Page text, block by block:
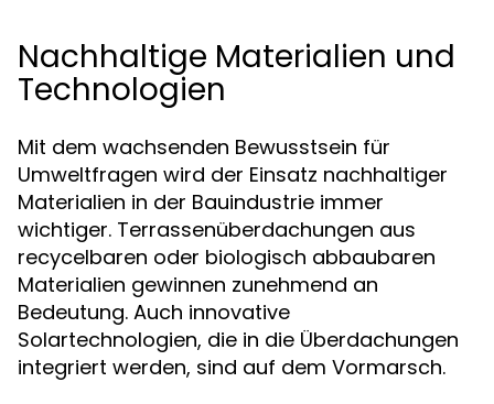
Nachhaltige Materialien und
Technologien
Mit dem wachsenden Bewusstsein für
Umweltfragen wird der Einsatz nachhaltiger
Materialien in der Bauindustrie immer
wichtiger. Terrassenüberdachungen aus
recycelbaren oder biologisch abbaubaren
Materialien gewinnen zunehmend an
Bedeutung. Auch innovative
Solartechnologien, die in die Überdachungen
integriert werden, sind auf dem Vormarsch.